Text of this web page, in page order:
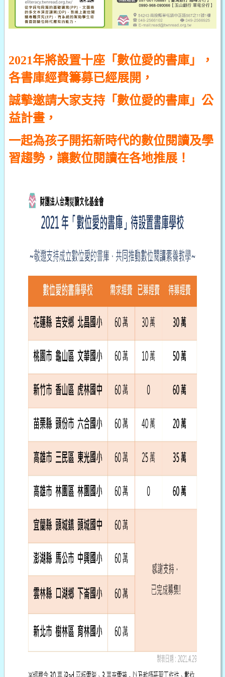
2021年將設置十座「數位愛的書庫」，
各書庫經費籌募已經展開，
誠摰邀請大家支持「數位愛的書庫」公
益計畫，
一起為孩子開拓新時代的數位閱讀及學
習趨勢，讓數位閱讀在各地推展！